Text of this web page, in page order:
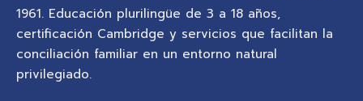
1961. Educación plurilingüe de 3 a 18 años,
certificación Cambridge y servicios que facilitan la
conciliación familiar en un entorno natural
privilegiado.